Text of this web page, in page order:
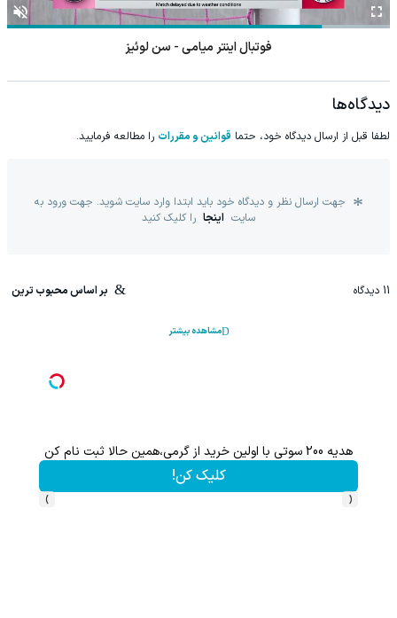
فوتبال اینتر میامی - سن لوئیز
دیدگاه‌ها
لطفا قبل از ارسال دیدگاه خود، حتما قوانین و مقررات را مطالعه فرمایید.
جهت ارسال نظر و دیدگاه خود باید ابتدا وارد سایت شوید. جهت ورود به
سایت اینجا را کلیک کنید
11 دیدگاه بر اساس محبوب ترین
مشاهده بیشتر
هدیه 200 سوتی با اولین خرید از گرمی،همین حالا ثبت نام کن
کلیک کن!
‹
›